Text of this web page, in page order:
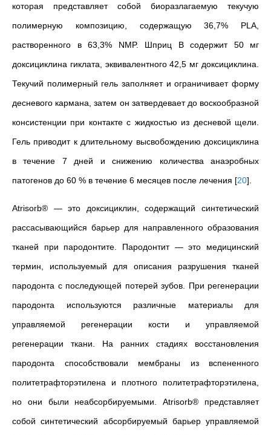
которая представляет собой биоразлагаемую текучую
полимерную композицию, содержащую 36,7% PLA,
растворенного в 63,3% NMP. Шприц В содержит 50 мг
доксициклина гиклата, эквивалентного 42,5 мг доксициклина.
Текучий полимерный гель заполняет и ограничивает форму
десневого кармана , затем он затвердевает до воскообразной
консистенции при контакте с жидкостью из десневой щели.
Гель приводит к длительному высвобождению доксициклина
в течение 7 дней иснижению количества анаэробных
патогенов до 60 % в течение 6 месяцев после лечения [20]
Atrisorb® — это доксициклин, содержащий синтетический
рассасывающийся барьер для направленного образования
тканей при пародонтите. Пародонтит — это медицинский
термин, используемый для описания разрушения тканей
пародонта с последующей потерей зубов. При регенерации
пародонта используются различные материалы для
управляемой регенерации кости и управляемой
регенерации ткани. На ранних стадиях восстановления
пародонта способствовали мембраны из вспененного
политетрафторэтилена и плотного политетрафторэтилена,
но они были неабсорбируемыми.Atrisorb® представляет
собой синтетический абсорбируемый барьер управляемой